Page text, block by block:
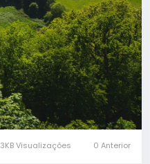
3KB Visualizações 0 Anterior